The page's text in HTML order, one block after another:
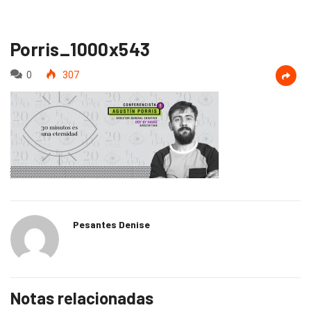
Porris_1000x543
0 307
Pesantes Denise
Notas relacionadas